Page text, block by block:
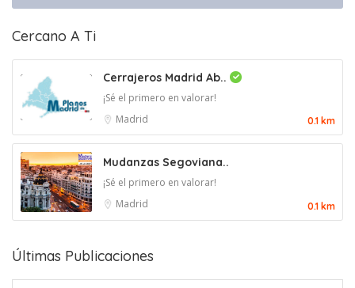
Cercano A Ti
Cerrajeros Madrid Ab..
¡Sé el primero en valorar!
Madrid
0.1 km
Mudanzas Segoviana..
¡Sé el primero en valorar!
Madrid
0.1 km
Últimas Publicaciones